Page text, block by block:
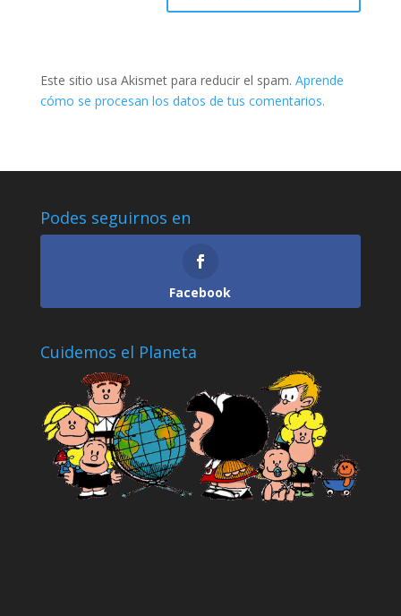
Este sitio usa Akismet para reducir el spam. Aprende
cómo se procesan los datos de tus comentarios.
Podes seguirnos en
Facebook
Cuidemos el Planeta